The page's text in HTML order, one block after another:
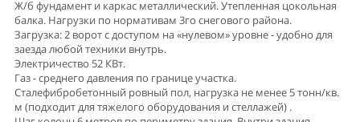
Ж/б фундамент и каркас металлический. Утепленная цокольная
балка. Нагрузки по нормативам 3го снегового района.
Загрузка: 2 ворот с доступом на «нулевом» уровне - удобно для
заезда любой техники внутрь.
Электричество 52 КВт.
Газ - среднего давления по границе участка.
Сталефибробетонный ровный пол, нагрузка не менее 5 тонн/кв.
м (подходит для тяжелого оборудования и стеллажей) .